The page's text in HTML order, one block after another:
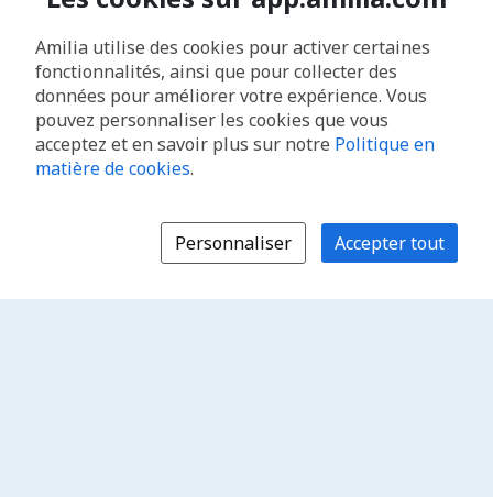
Amilia utilise des cookies pour activer certaines
fonctionnalités, ainsi que pour collecter des
données pour améliorer votre expérience. Vous
pouvez personnaliser les cookies que vous
acceptez et en savoir plus sur notre Politique en
matière de cookies.
Personnaliser Accepter tout